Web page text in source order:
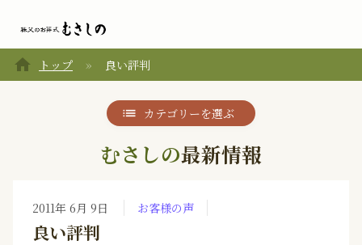
home トップ 良い評判
カテゴリーを選ぶ
むさしの最新情報
2011年 6月 9日 お客様の声
良い評判